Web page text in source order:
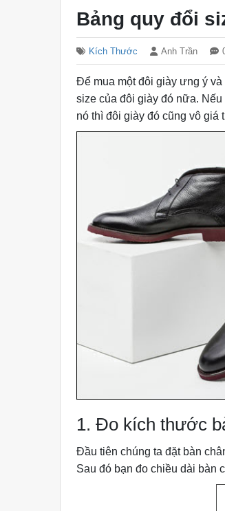
Bảng quy đổi
Kích Thước Anh Trần
Để mua một đôi giày ưng ý
size của đôi giày đó nữa.
nó thì đôi giày đó cũng vô giá
1. Đo kích thước
Đầu tiên chúng ta đặt bàn
Sau đó bạn đo chiều dài bàn